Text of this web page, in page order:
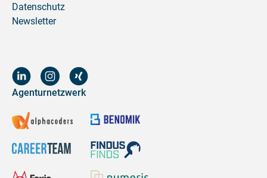
Datenschutz
Newsletter
Agenturnetzwerk